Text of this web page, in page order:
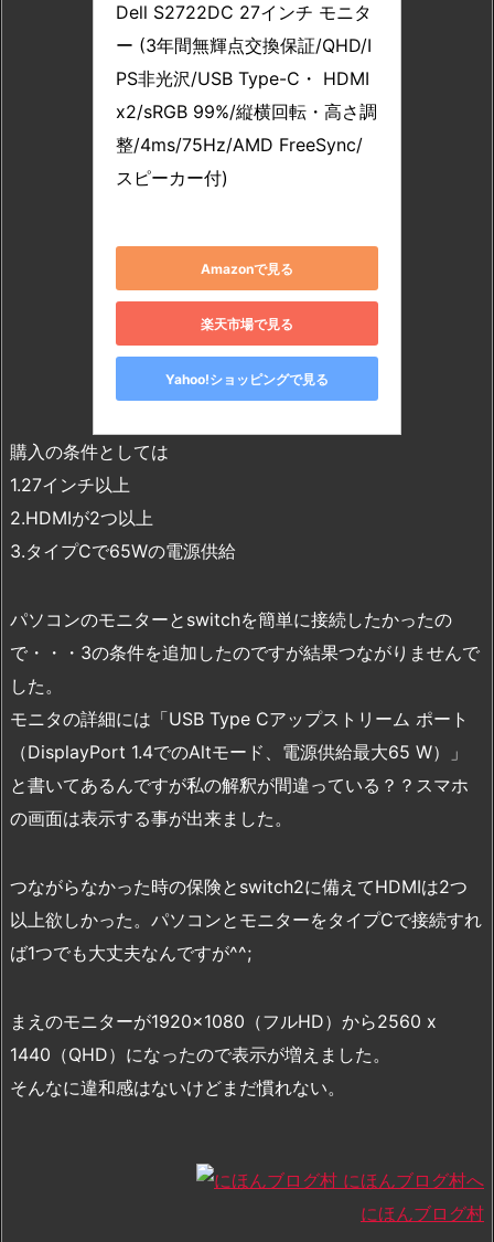
Dell S2722DC 27インチ モニタ
ー (3年間無輝点交換保証/QHD/I
PS非光沢/USB Type-C・ HDMI
x2/sRGB 99%/縦横回転・高さ調
整/4ms/75Hz/AMD FreeSync/
スピーカー付)
Amazonで見る
楽天市場で見る
Yahoo!ショッピングで見る
購入の条件としては
1.27インチ以上
2.HDMIが2つ以上
3.タイプCで65Wの電源供給
パソコンのモニターとswitchを簡単に接続したかったの
で・・・3の条件を追加したのですが結果つながりませんで
した。
モニタの詳細には「USB Type Cアップストリーム ポート
（DisplayPort 1.4でのAltモード、電源供給最大65 W）」
と書いてあるんですが私の解釈が間違っている？？スマホ
の画面は表示する事が出来ました。
つながらなかった時の保険とswitch2に備えてHDMIは2つ
以上欲しかった。パソコンとモニターをタイプCで接続すれ
ば1つでも大丈夫なんですが^^;
まえのモニターが1920×1080（フルHD）から2560 x
1440（QHD）になったので表示が増えました。
そんなに違和感はないけどまだ慣れない。
にほんブログ村